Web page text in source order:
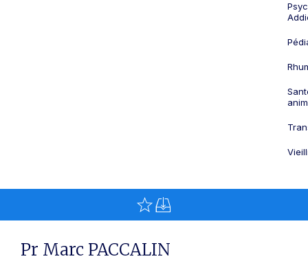
Pr Marc PACCALIN